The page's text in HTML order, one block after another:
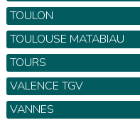
TOULON
TOULOUSE MATABIAU
TOURS
VALENCE TGV
VANNES